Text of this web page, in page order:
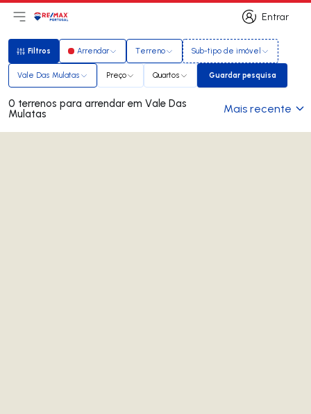
Entrar
Entrar
Abri menu principal
LogoIr para página inicial
Filtros
Filtros Arrendar Terreno Sub-tipo de imóvel
Vale Das Mulatas Preço Quartos Guardar pesquisa
Guardar pesquisa
0 terrenos para arrendar em Vale Das
Mulatas Mais recente